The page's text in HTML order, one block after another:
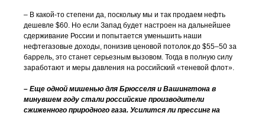
– В какой-то степени да, поскольку мы и так продаем нефть
дешевле $60. Но если Запад будет настроен на дальнейшее
сдерживание России и попытается уменьшить наши
нефтегазовые доходы, понизив ценовой потолок до $55–50 за
баррель, это станет серьезным вызовом. Тогда в полную силу
заработают и меры давления на российский «теневой флот».
– Еще одной мишенью для Брюсселя и Вашингтона в
минувшем году стали российские производители
сжиженного природного газа. Усилится ли прессинг на